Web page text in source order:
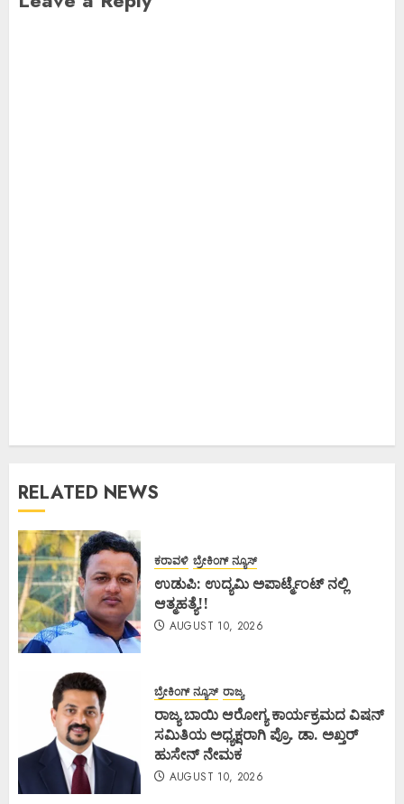
RELATED NEWS
ಕರಾವಳಿ ಬ್ರೇಕಿಂಗ್ ನ್ಯೂಸ್
ಉಡುಪಿ: ಉದ್ಯಮಿ ಅಪಾರ್ಟ್ಮೆಂಟ್ ನಲ್ಲಿ
ಆತ್ಮಹತ್ಯೆ!!
AUGUST 10, 2026
ಬ್ರೇಕಿಂಗ್ ನ್ಯೂಸ್ ರಾಜ್ಯ
ರಾಜ್ಯ ಬಾಯಿ ಆರೋಗ್ಯ ಕಾರ್ಯಕ್ರಮದ ವಿಷನ್
ಸಮಿತಿಯ ಅಧ್ಯಕ್ಷರಾಗಿ ಪ್ರೊ. ಡಾ. ಅಖ್ತರ್
ಹುಸೇನ್ ನೇಮಕ
AUGUST 10, 2026